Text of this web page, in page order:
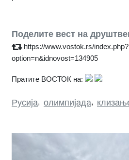
Поделите вест на
https://www.vostok.rs/index.php?
option=n&idnovost=134905
Пратите ВОСТОК на:
Русија, олимпијада,